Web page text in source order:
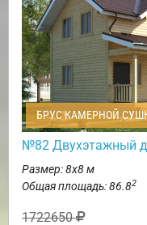
БРУС КАМЕРНОЙ
№82 Двухэтажный
Размер: 8х8 м
Общая площадь: 86.82
1722650